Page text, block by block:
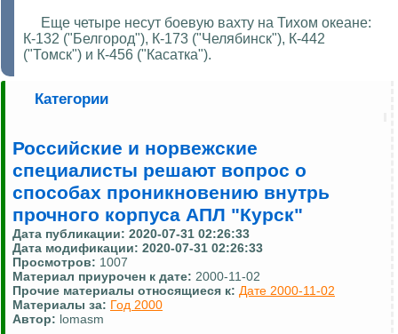
Еще четыре несут боевую вахту на Тихом океане:
К-132 ("Белгород"), К-173 ("Челябинск"), К-442
("Томск") и К-456 ("Касатка").
Категории
Российские и норвежские
специалисты решают вопрос о
способах проникновению внутрь
прочного корпуса АПЛ "Курск"
Дата публикации: 2020-07-31 02:26:33
Дата модификации: 2020-07-31 02:26:33
Просмотров: 1007
Материал приурочен к дате: 2000-11-02
Прочие материалы относящиеся к: Дате 2000-11-02
Материалы за: Год 2000
Автор: lomasm